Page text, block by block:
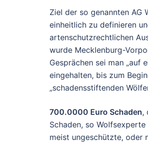
Ziel der so genannten AG
einheitlich zu definieren
artenschutzrechtlichen
wurde Mecklenburg-
Gesprächen sei man „auf
eingehalten, bis zum
„schadensstiftenden
700.0000 Euro Schaden,
Schaden, so
meist ungeschützte, oder